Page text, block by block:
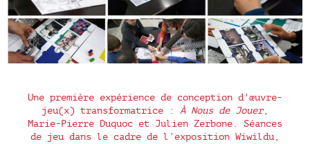
Une première expérience de conception d'œuvre-
jeu(x) transformatrice : À Nous de Jouer,
Marie-Pierre Duquoc et Julien Zerbone. Séances
de jeu dans le cadre de l’exposition Wiwildu,